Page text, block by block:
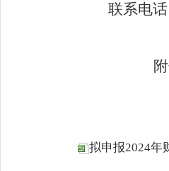
联系电话
拟申报2024年